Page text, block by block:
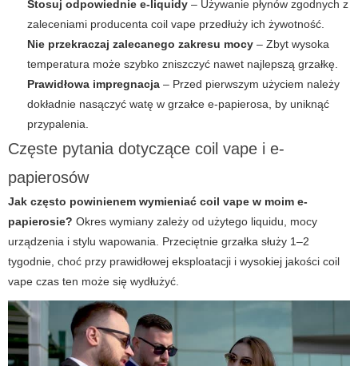
Stosuj odpowiednie e-liquidy – Używanie płynów zgodnych z
zaleceniami producenta coil vape przedłuży ich żywotność.
Nie przekraczaj zalecanego zakresu mocy – Zbyt wysoka
temperatura może szybko zniszczyć nawet najlepszą grzałkę.
Prawidłowa impregnacja – Przed pierwszym użyciem należy
dokładnie nasączyć watę w grzałce e-papierosa, by uniknąć
przypalenia.
Częste pytania dotyczące coil vape i e-
papierosów
Jak często powinienem wymieniać coil vape w moim e-
papierosie? Okres wymiany zależy od użytego liquidu, mocy
urządzenia i stylu wapowania. Przeciętnie grzałka służy 1–2
tygodnie, choć przy prawidłowej eksploatacji i wysokiej jakości coil
vape czas ten może się wydłużyć.